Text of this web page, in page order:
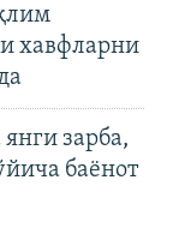
хавфларни
зарба,
баёнот